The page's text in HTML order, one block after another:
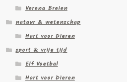
Verena Breien
natuur & wetenschap
Hart voor Dieren
sport & vrije tijd
Elf Voetbal
Hart voor Dieren